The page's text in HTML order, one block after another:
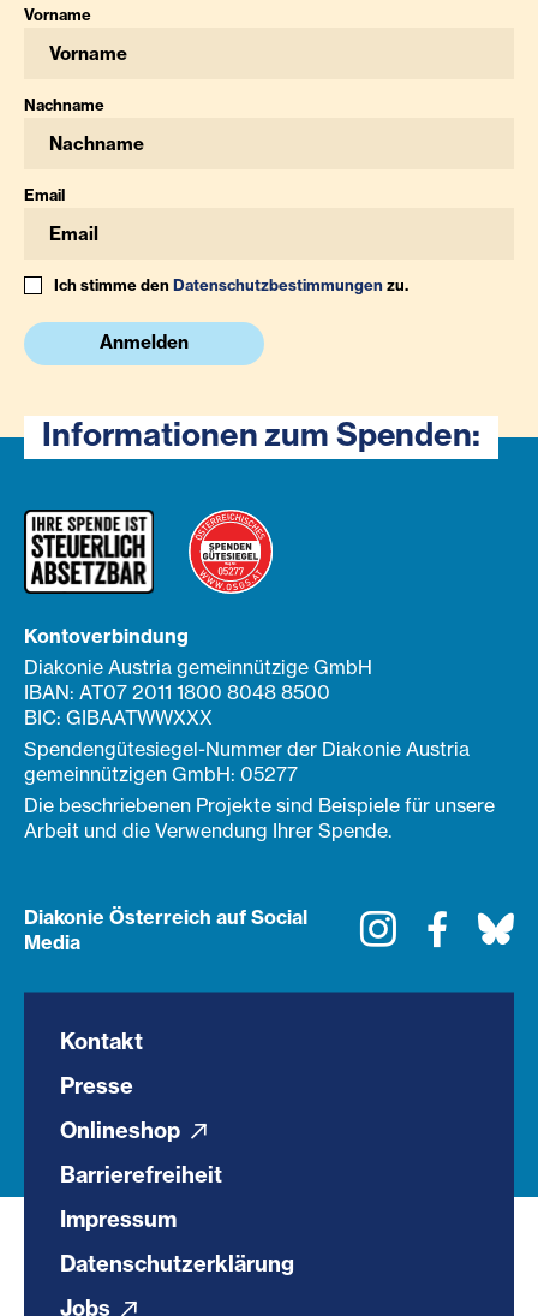
Vorname
Nachname
Email
Ich stimme denDatenschutzbestimmungenzu.
Anmelden
Informationen zum Spenden:
Kontoverbindung
Diakonie Austria gemeinnützige GmbH
IBAN: AT07 2011 1800 8048 8500
BIC: GIBAATWWXXX
Spendengütesiegel-Nummer der Diakonie Austria
gemeinnützigen GmbH: 05277
Die beschriebenen Projekte sind Beispiele für unsere
Arbeit und die Verwendung Ihrer Spende.
Diakonie Österreich auf Social
Media
Instagram
Kontakt
Presse
Onlineshop
Barrierefreiheit
Impressum
Datenschutzerklärung
Jobs